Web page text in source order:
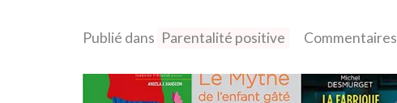
Publié dans Parentalité positive Commentaires